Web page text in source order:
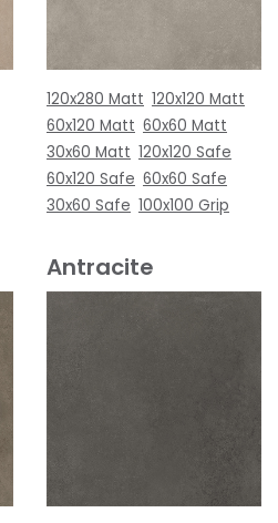
120x280 Matt 120x120 Matt
60x120 Matt 60x60 Matt
30x60 Matt 120x120 Safe
60x120 Safe 60x60 Safe
30x60 Safe 100x100 Grip
Antracite